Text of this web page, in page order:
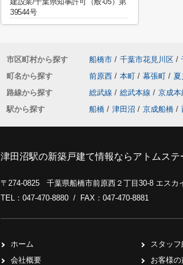
39544号
市区町村から探す 船橋市 / 千葉市花見川区 /
町名から探す
前原西 / 本町 / 幕張町 / 夏
路線から探す
総武線 / 総武本線 / 京成本
駅から探す
船橋 / 津田沼 / 京成船橋 /
津田沼駅の新築戸建て情報ならアトムステ
〒274-0825 千葉県船橋市前原西２丁目30-8 エスカ
TEL：047-470-8880 / FAX：047-470-8881
ホーム
会社概要
スタッフ
お客様の